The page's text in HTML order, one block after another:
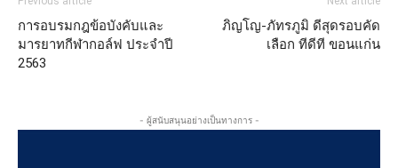
การอบรมกฎข้อบังคับและ
มารยาทกีฬากอล์ฟ ประจำปี
2563
ภิญโญ-ภัทรภูมิ ดีสุดรอบคัด
เลือก ทีดีที ขอนแก่น
- ผู้สนับสนุนอย่างเป็นทางการ -